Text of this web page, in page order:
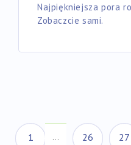
Najpiękniejsza pora
Zobaczcie sami.
1 … 26 27